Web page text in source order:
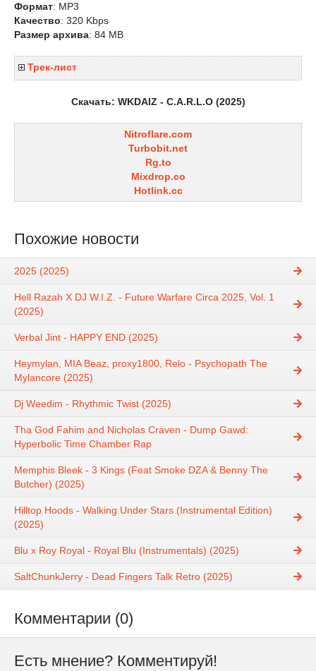
Формат: MP3
Качество: 320 Kbps
Размер архива: 84 MB
Трек-лист
Скачать: WKDAIZ - C.A.R.L.O (2025)
Nitroflare.com
Turbobit.net
Rg.to
Mixdrop.co
Hotlink.cc
Похожие новости
2025 (2025)
Hell Razah X DJ W.I.Z. - Future Warfare Circa 2025, Vol. 1
(2025)
Verbal Jint - HAPPY END (2025)
Heymylan, MIA Beaz, proxy1800, Relo - Psychopath The
Mylancore (2025)
Dj Weedim - Rhythmic Twist (2025)
Tha God Fahim and Nicholas Craven - Dump Gawd:
Hyperbolic Time Chamber Rap
Memphis Bleek - 3 Kings (Feat Smoke DZA & Benny The
Butcher) (2025)
Hilltop Hoods - Walking Under Stars (Instrumental Edition)
(2025)
Blu x Roy Royal - Royal Blu (Instrumentals) (2025)
SaltChunkJerry - Dead Fingers Talk Retro (2025)
Комментарии (0)
Есть мнение? Комментируй!